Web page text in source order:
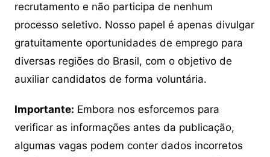
recrutamento e não participa de nenhum
processo seletivo. Nosso papel é apenas divulgar
gratuitamente oportunidades de emprego para
diversas regiões do Brasil, com o objetivo de
auxiliar candidatos de forma voluntária.
Importante: Embora nos esforcemos para
verificar as informações antes da publicação,
algumas vagas podem conter dados incorretos